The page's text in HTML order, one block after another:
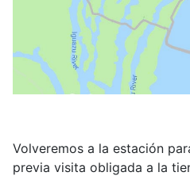
Volveremos a la estación
previa visita obligada a la